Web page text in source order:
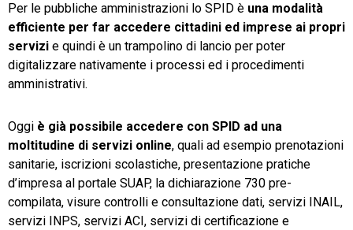
Per le pubbliche amministrazioni lo SPID è una modalità
efficiente per far accedere cittadini ed imprese ai propri
servizi e quindi è un trampolino di lancio per poter
digitalizzare nativamente i processi ed i procedimenti
amministrativi.
Oggi è già possibile accedere con SPID ad una
moltitudine di servizi online, quali ad esempio prenotazioni
sanitarie, iscrizioni scolastiche, presentazione pratiche
d’impresa al portale SUAP, la dichiarazione 730 pre-
compilata, visure controlli e consultazione dati, servizi INAIL,
servizi INPS, servizi ACI, servizi di certificazione e